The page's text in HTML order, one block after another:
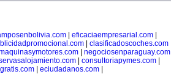
| eficaciaempresarial.com|
clasificadoscoches.com
negociosenparaguay.com
| consultoriapymes.com|
| eciudadanos.com|